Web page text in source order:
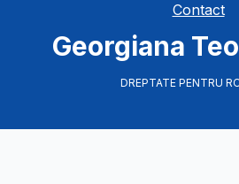
Georgiana
DREPTATE PENTRU
Contact